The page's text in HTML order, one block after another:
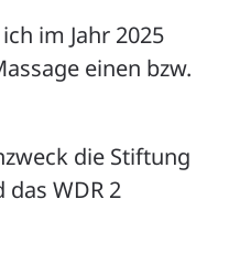
im Jahr 2025
einen bzw.
die Stiftung
WDR 2